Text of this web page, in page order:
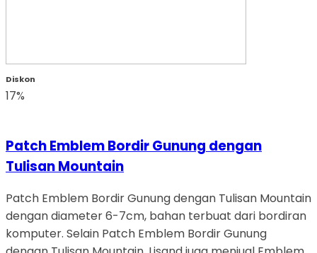
Diskon
17%
Patch Emblem Bordir Gunung dengan
Tulisan Mountain
Patch Emblem Bordir Gunung dengan Tulisan Mountain
dengan diameter 6-7cm, bahan terbuat dari bordiran
komputer. Selain Patch Emblem Bordir Gunung